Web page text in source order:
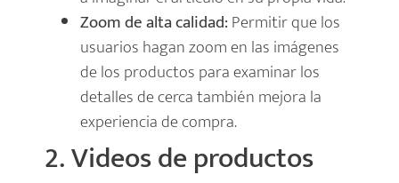
Zoom de alta calidad:Permitir que los
usuarios hagan zoom en las imágenes
de los productos para examinar los
detalles de cerca también mejora la
experiencia de compra.
2. Videos de productos